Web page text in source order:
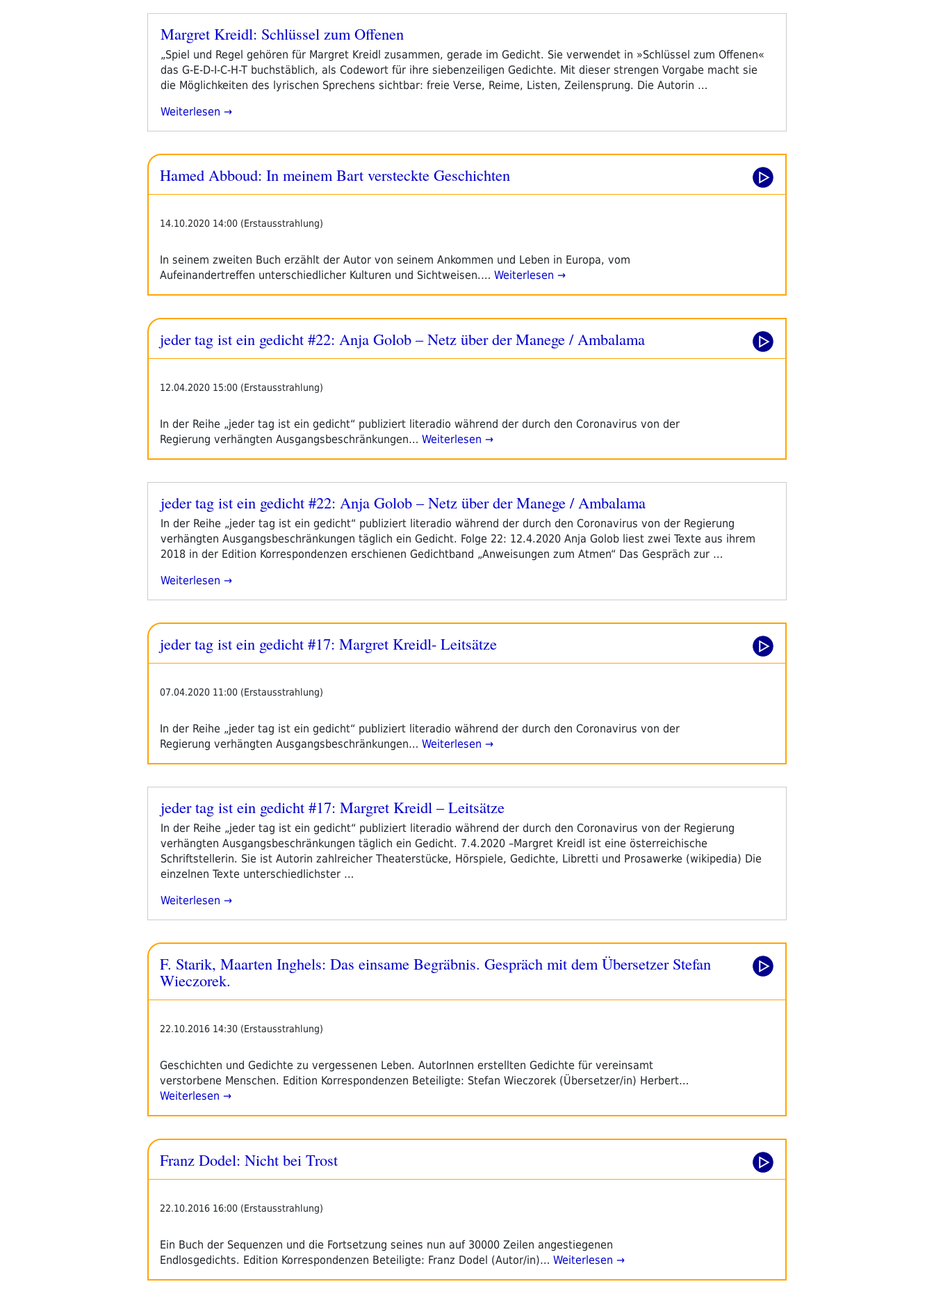
Veröffentlicht
Margret Kreidl: Schlüssel zum Offenen
„Spiel und Regel gehören für Margret Kreidl zusammen, gerade im Gedicht. Sie verwendet in »Schlüssel zum Offenen«
das G-E-D-I-C-H-T buchstäblich, als Codewort für ihre siebenzeiligen Gedichte. Mit dieser strengen Vorgabe macht sie
die Möglichkeiten des lyrischen Sprechens sichtbar: freie Verse, Reime, Listen, Zeilensprung. Die Autorin …
„Margret
Zum
Offenen“
Weiterlesen
Hamed Abboud: In meinem Bart versteckte Geschichten
14.10.2020 14:00 (Erstausstrahlung)
In seinem zweiten Buch erzählt der Autor von seinem Ankommen und Leben in Europa, vom
Aufeinandertreffen unterschiedlicher Kulturen und Sichtweisen.… Weiterlesen →
jeder tag ist ein gedicht #22: Anja Golob – Netz über der Manege / Ambalama
12.04.2020 15:00 (Erstausstrahlung)
In der Reihe „jeder tag ist ein gedicht“ publiziert literadio während der durch den Coronavirus von der
Regierung verhängten Ausgangsbeschränkungen… Weiterlesen →
Veröffentlicht
am
jeder tag ist ein gedicht #22: Anja Golob – Netz über der Manege / Ambalama
In der Reihe „jeder tag ist ein gedicht“ publiziert literadio während der durch den Coronavirus von der Regierung
verhängten Ausgangsbeschränkungen täglich ein Gedicht. Folge 22: 12.4.2020 Anja Golob liest zwei Texte aus ihrem
2018 in der Edition Korrespondenzen erschienen Gedichtband „Anweisungen zum Atmen“ Das Gespräch zur …
„jeder
Ein
Gedicht
#22:
Golob
Über
Der
Manege
Weiterlesen
jeder tag ist ein gedicht #17: Margret Kreidl- Leitsätze
07.04.2020 11:00 (Erstausstrahlung)
In der Reihe „jeder tag ist ein gedicht“ publiziert literadio während der durch den Coronavirus von der
Regierung verhängten Ausgangsbeschränkungen… Weiterlesen →
Veröffentlicht
am
jeder tag ist ein gedicht #17: Margret Kreidl – Leitsätze
In der Reihe „jeder tag ist ein gedicht“ publiziert literadio während der durch den Coronavirus von der Regierung
verhängten Ausgangsbeschränkungen täglich ein Gedicht. 7.4.2020 –Margret Kreidl ist eine österreichische
Schriftstellerin. Sie ist Autorin zahlreicher Theaterstücke, Hörspiele, Gedichte, Libretti und Prosawerke (wikipedia) Die
einzelnen Texte unterschiedlichster …
„jeder
Ein
Gedicht
#17:
–
Leitsätze“
Weiterlesen
F. Starik, Maarten Inghels: Das einsame Begräbnis. Gespräch mit dem Übersetzer Stefan
Wieczorek.
22.10.2016 14:30 (Erstausstrahlung)
Geschichten und Gedichte zu vergessenen Leben. AutorInnen erstellten Gedichte für vereinsamt
verstorbene Menschen. Edition Korrespondenzen Beteiligte: Stefan Wieczorek (Übersetzer/in) Herbert…
Weiterlesen →
Franz Dodel: Nicht bei Trost
22.10.2016 16:00 (Erstausstrahlung)
Ein Buch der Sequenzen und die Fortsetzung seines nun auf 30000 Zeilen angestiegenen
Endlosgedichts. Edition Korrespondenzen Beteiligte: Franz Dodel (Autor/in)… Weiterlesen →